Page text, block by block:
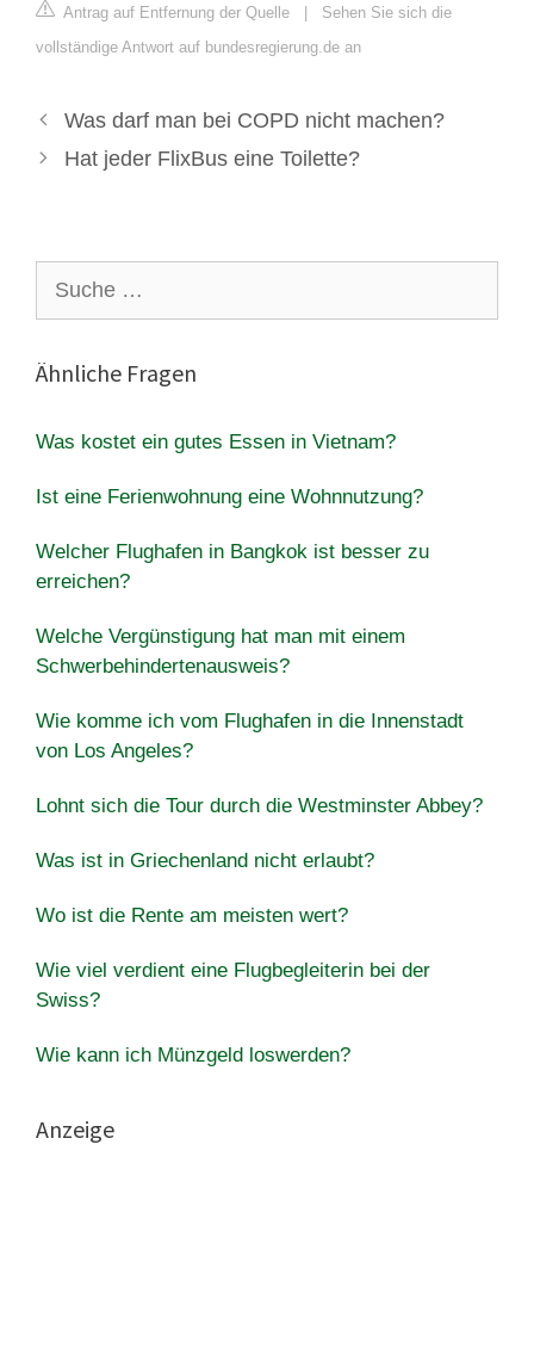
Antrag auf Entfernung der Quelle | Sehen Sie sich die
vollständige Antwort auf bundesregierung.de an
Was darf man bei COPD nicht machen?
Hat jeder FlixBus eine Toilette?
nach:
Ähnliche Fragen
Was kostet ein gutes Essen in Vietnam?
Ist eine Ferienwohnung eine Wohnnutzung?
Welcher Flughafen in Bangkok ist besser zu
erreichen?
Welche Vergünstigung hat man mit einem
Schwerbehindertenausweis?
Wie komme ich vom Flughafen in die Innenstadt
von Los Angeles?
Lohnt sich die Tour durch die Westminster Abbey?
Was ist in Griechenland nicht erlaubt?
Wo ist die Rente am meisten wert?
Wie viel verdient eine Flugbegleiterin bei der
Swiss?
Wie kann ich Münzgeld loswerden?
Anzeige